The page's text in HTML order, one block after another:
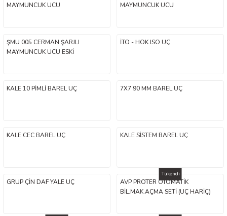
MAYMUNCUK UCU
MAYMUNCUK UCU
ŞMU 005 CERMAN ŞARJLI
MAYMUNCUK UCU ESKİ
İTO - HOK ISO UÇ
KALE 10 PİMLİ BAREL UÇ 7X7 90 MM BAREL UÇ
KALE CEC BAREL UÇ KALE SİSTEM BAREL UÇ
GRUP ÇİN DAF YALE UÇ
Tükendi
AVP PROTER OTOMATİK
BİL.MAK.AÇMA SETİ (UÇ HARİÇ)